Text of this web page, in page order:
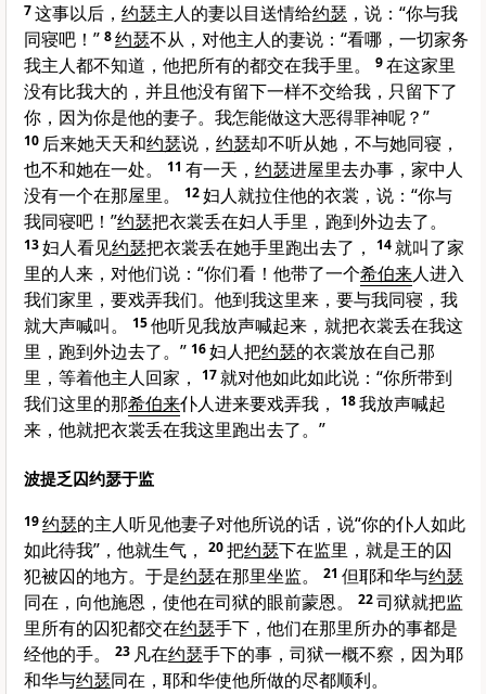
7这事以后， 约瑟主人的妻以目送情给约瑟 ，说：“你与我
同寝吧！” 8约瑟不从，对他主人的妻说：“看哪，一切家务
我主人都不知道，他把所有的都交在我手里。
9在这家里
没有比我大的，并且他没有留下一样不交给我，只留下了
你，因为你是他的妻子。我怎能做这大恶得罪神呢？”
10 后来她天天和约瑟说， 约瑟却不听从她，不与她同寝，
也不和她在一处。
11 有一天， 约瑟进屋里去办事，家中人
没有一个在那屋里。
12妇人就拉住他的衣裳，说：“你与
我同寝吧！”约瑟把衣裳丢在妇人手里，跑到外边去了。
13妇人看见约瑟把衣裳丢在她手里跑出去了， 14就叫了家
里的人来，对他们说：“你们看！他带了一个希伯来人进入
我们家里，要戏弄我们。他到我这里来，要与我同寝，我
就大声喊叫。
15他听见我放声喊起来，就把衣裳丢在我这
里，跑到外边去了。” 16妇人把约瑟的衣裳放在自己那
里，等着他主人回家，
17就对他如此如此说：“你所带到
我们这里的那希伯来仆人进来要戏弄我， 18我放声喊起
来，他就把衣裳丢在我这里跑出去了。”
波提乏囚约瑟于监
19约瑟的主人听见他妻子对他所说的话，说“你的仆人如此
如此待我”，他就生气，
20把约瑟下在监里，就是王的囚
犯被囚的地方。于是约瑟在那里坐监。 21 但耶和华与约瑟
同在，向他施恩，使他在司狱的眼前蒙恩。
22司狱就把监
里所有的囚犯都交在约瑟手下，他们在那里所办的事都是
经他的手。
23 凡在约瑟手下的事，司狱一概不察，因为耶
和华与约瑟同在，耶和华使他所做的尽都顺利。